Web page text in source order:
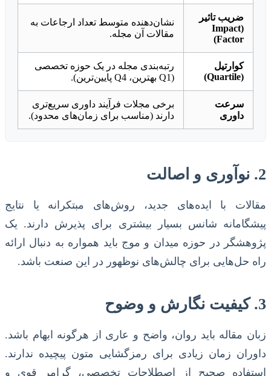
ضریب تاثیر
(Impact
Factor)
نشان‌دهنده متوسط تعداد ارجاعات به
مقالات آن مجله.
کوارتیل
(Quartile)
رتبه‌بندی مجله در یک حوزه تخصصی
(Q1 بهترین، Q4 پایین‌ترین).
سرعت
داوری
برخی مجلات فرآیند داوری سریع‌تری
دارند (مناسب برای زمان‌های محدود).
2. نوآوری و اصالت
مقالات با ایده‌های جدید، روش‌های مبتکرانه یا نتایج
پیشگامانه شانس بسیار بیشتری برای پذیرش دارند. یک
پژوهشگر در حوزه میدان و موج باید همواره به دنبال ارائه
راه حل‌هایی برای چالش‌های نوظهور در این صنعت باشد.
3. کیفیت نگارش و وضوح
زبان مقاله باید روان، واضح و عاری از هرگونه ابهام باشد.
داوران زمان زیادی برای رمزگشایی متون پیچیده ندارند.
استفاده صحیح از اصطلاحات تخصصی، گرامر قوی و